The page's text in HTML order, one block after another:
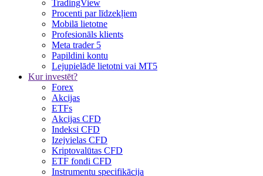
TradingView
Procenti par līdzekļiem
Mobilā lietotne
Profesionāls klients
Meta trader 5
Papildini kontu
Lejupielādē lietotni vai MT5
Kur investēt?
Forex
Akcijas
ETFs
Akcijas CFD
Indeksi CFD
Izejvielas CFD
Kriptovalūtas CFD
ETF fondi CFD
Instrumentu specifikācija